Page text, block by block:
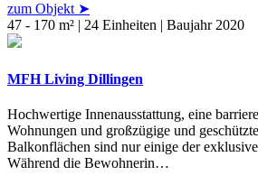
zum Objekt ➤
47 - 170 m² | 24 Einheiten | Baujahr 2020
MFH Living Dillingen
Hochwertige Innenausstattung, eine
Wohnungen und großzügige und
Balkonflächen sind nur einige der
Während die Bewohnerin…